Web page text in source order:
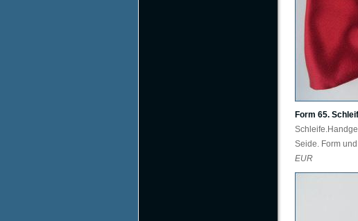
Form 65.
Seide. Form
EUR